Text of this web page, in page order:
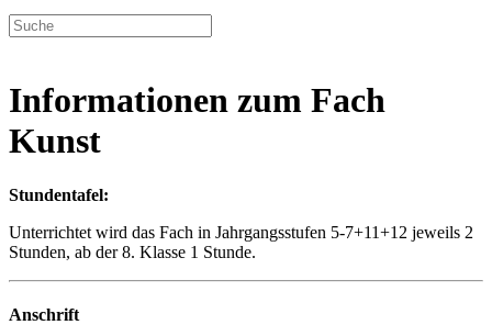
Informationen zum Fach
Kunst
Stundentafel:
Unterrichtet wird das Fach in Jahrgangsstufen 5-7+11+12 jeweils 2
Stunden, ab der 8. Klasse 1 Stunde.
Anschrift